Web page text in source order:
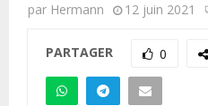
par Hermann 12 juin 2021
PARTAGER 0